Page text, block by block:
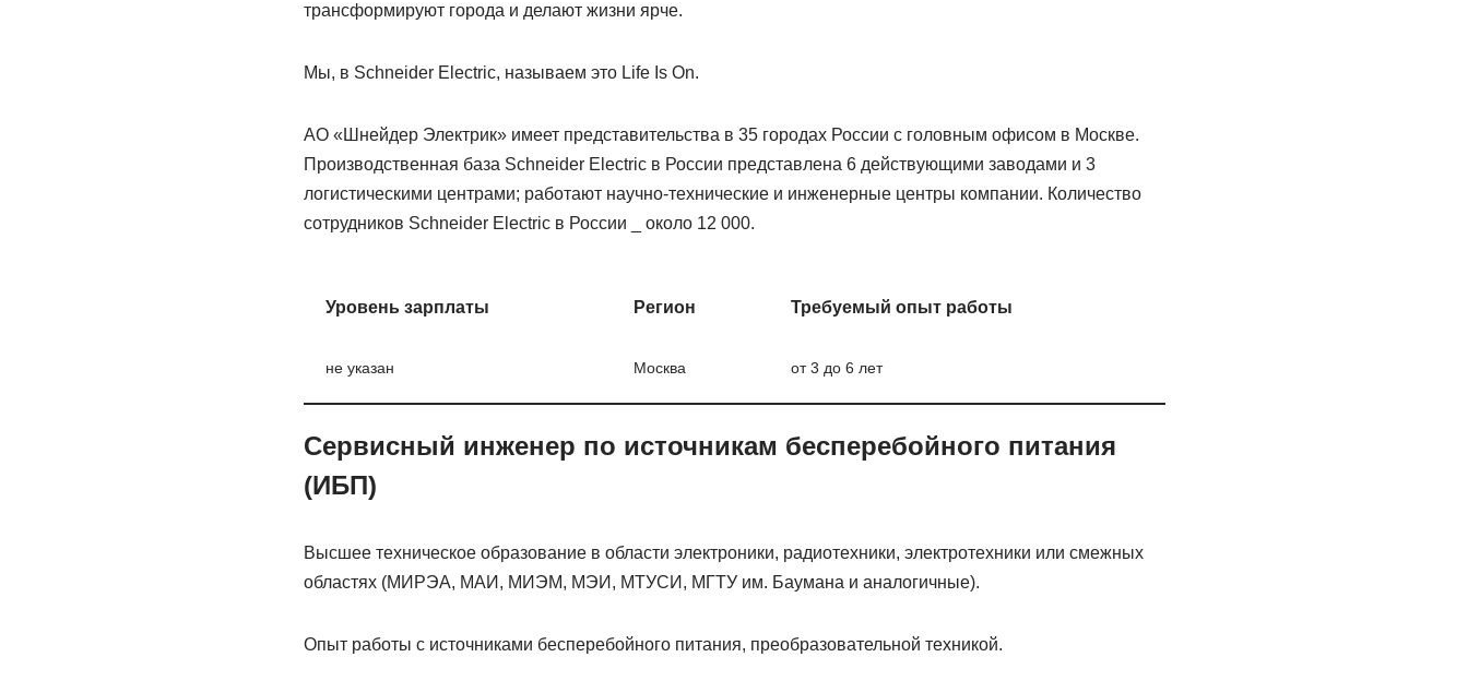
трансформируют города и делают жизни ярче.
Мы, в Schneider Electric, называем это Life Is On.
АО «Шнейдер Электрик» имеет представительства в 35 городах России с головным офисом в Москве.
Производственная база Schneider Electric в России представлена 6 действующими заводами и 3
логистическими центрами; работают научно-технические и инженерные центры компании. Количество
сотрудников Schneider Electric в России _ около 12 000.
Уровень зарплаты Регион Требуемый опыт работы
не указан Москва от 3 до 6 лет
Сервисный инженер по источникам бесперебойного питания
(ИБП)
Высшее техническое образование в области электроники, радиотехники, электротехники или смежных
областях (МИРЭА, МАИ, МИЭМ, МЭИ, МТУСИ, МГТУ им. Баумана и аналогичные).
Опыт работы с источниками бесперебойного питания, преобразовательной техникой.